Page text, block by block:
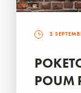
2
POUM